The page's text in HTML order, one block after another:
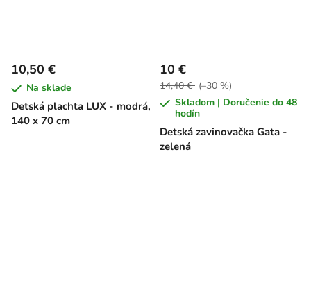
Detská plachta LUX - modrá,
140 x 70 cm
10,50 €
Na sklade
Detská zavinovačka Gata -
zelená
10 €
14,40 € (–30 %)
Skladom | Doručenie do 48
hodín